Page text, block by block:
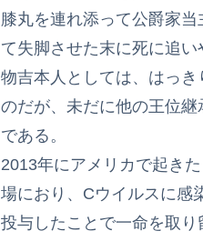
膝丸を連れ添って公爵家
て失脚させた末に死に追い
物吉本人としては、はっ
のだが、未だに他の王位
である。
2013年にアメリカで起き
場におり、Cウイルスに感
投与したことで一命を取